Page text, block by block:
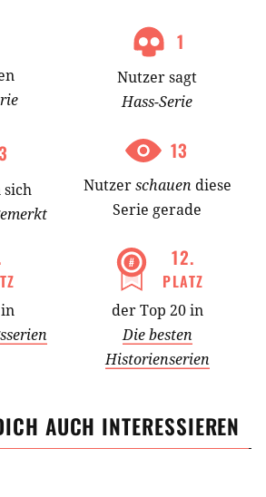
1
Nutzersagt
Hass-Serie
sich
13
Nutzerschauen diese
Serie gerade
12.
PLATZ
der Top 20 in
Die besten
Historienserien
AUCH INTERESSIEREN